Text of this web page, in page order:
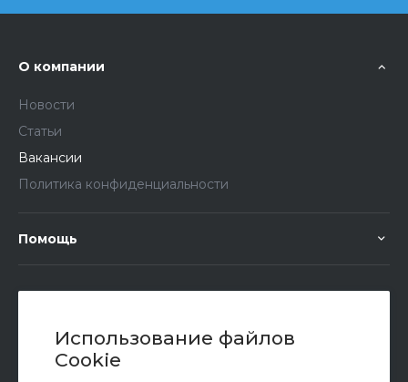
Использование файлов
Cookie
О компании
Новости
Статьи
Вакансии
Политика конфиденциальности
Помощь